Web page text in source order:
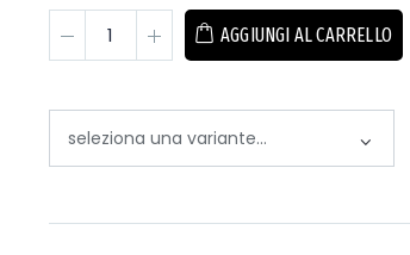
AGGIUNGI AL CARRELLO